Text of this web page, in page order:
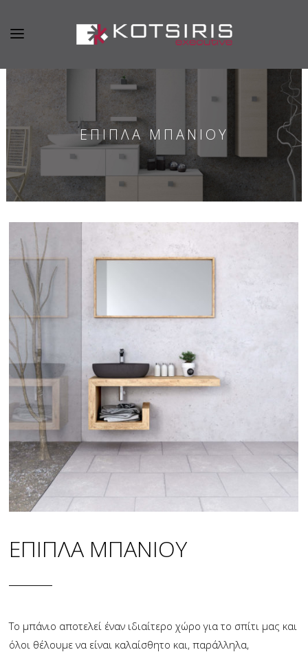
ΕΠΙΠΛΑ ΜΠΑΝΙΟΥ
ΕΠΙΠΛΑ ΜΠΑΝΙΟΥ
Το μπάνιο αποτελεί έναν ιδιαίτερο χώρο για το σπίτι μας και
όλοι θέλουμε να είναι καλαίσθητο και, παράλληλα,